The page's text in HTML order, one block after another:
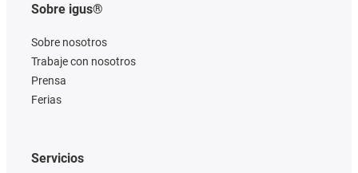
Sobre igus®
Sobre nosotros
Trabaje con nosotros
Prensa
Ferias
Servicios